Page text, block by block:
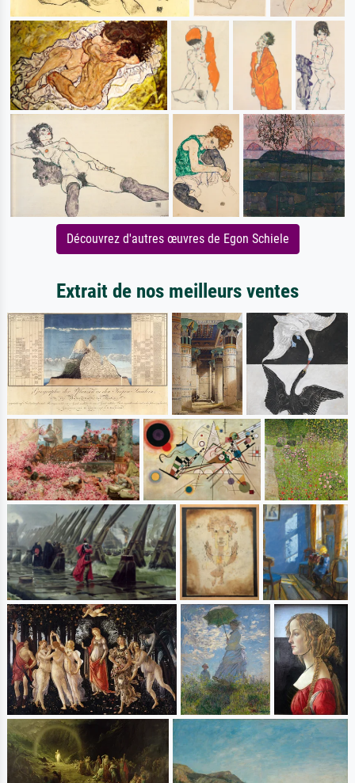
Découvrez d'autres œuvres de Egon Schiele
Extrait de nos meilleurs ventes